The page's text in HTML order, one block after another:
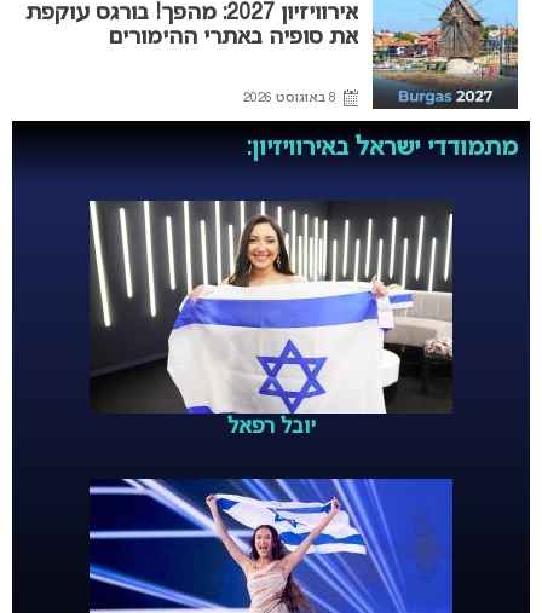
אירוויזיון 2027: מהפך! בורגס עוקפת
את סופיה באתרי ההימורים
8 באוגוסט 2026
מתמודדי ישראל באירוויזיון:
יובל רפאל